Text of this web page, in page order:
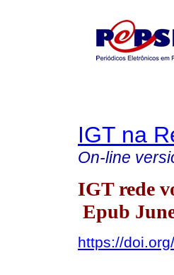
IGT na
On-line
IGT rede
Epub
https://